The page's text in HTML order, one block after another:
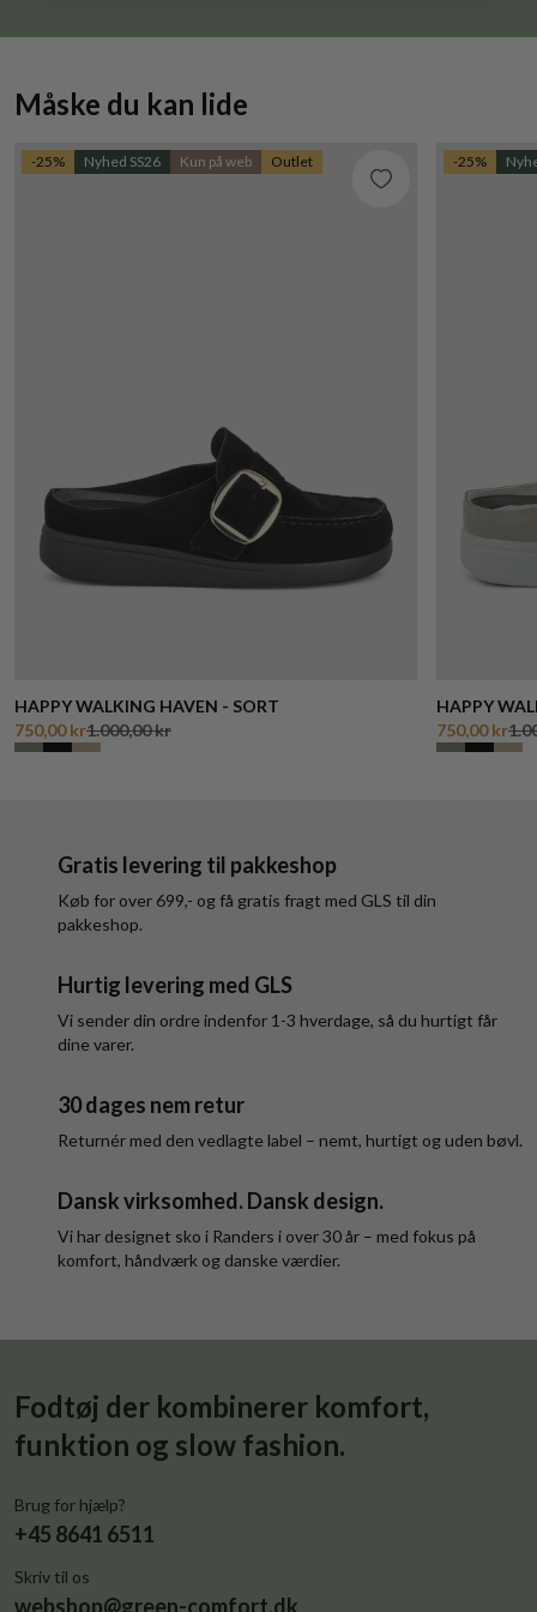
Måske du kan lide
-25% Nyhed SS26 Kun på web Outlet
HAPPY WALKING HAVEN - SORT
750,00 kr1.000,00 kr
-25%
HAPPY
750,00 kr
Gratis levering til pakkeshop
Køb for over 699,- og få gratis fragt med GLS til din
pakkeshop.
Hurtig levering med GLS
Vi sender din ordre indenfor 1-3 hverdage, så du hurtigt får
dine varer.
30 dages nem retur
Returnér med den vedlagte label – nemt, hurtigt og uden bøvl.
Dansk virksomhed. Dansk design.
Vi har designet sko i Randers i over 30 år – med fokus på
komfort, håndværk og danske værdier.
Fodtøj der kombinerer komfort,
funktion og slow fashion.
Brug for hjælp?
+45 8641 6511
Skriv til os
webshop@green-comfort.dk